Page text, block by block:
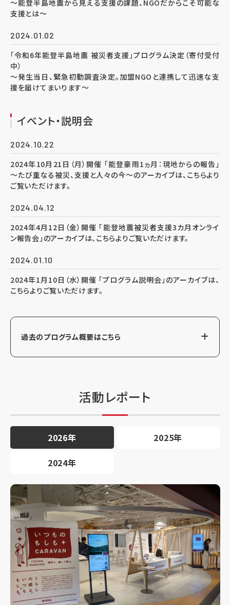
～能登半島地震から見える支援の課題、NGOだからこそ可能な
支援とは～
2024.01.02
「令和6年能登半島地震 被災者支援」プログラム決定（寄付受付
中）
～発生当日、緊急初動調査決定。加盟NGOと連携して迅速な支
援を届けてまいります～
イベント・説明会
2024.10.22
2024年10月21日（月）開催 「能登豪雨1ヵ月：現地からの報告」
～たび重なる被災、支援と人々の今～のアーカイブは、こちらより
ご覧いただけます。
2024.04.12
2024年4月12日（金）開催 「能登地震被災者支援3カ月オンライ
ン報告会」のアーカイブは、こちらよりご覧いただけます。
2024.01.10
2024年1月10日（水）開催 「プログラム説明会」のアーカイブは、
こちらよりご覧いただけます。
過去のプログラム概要はこちら
活動レポート
2026年 2025年
2024年